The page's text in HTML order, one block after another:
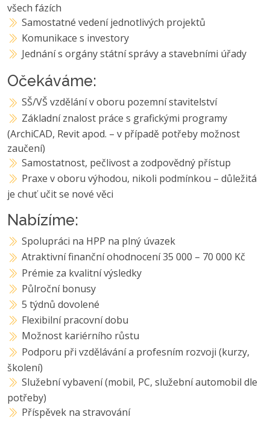
všech fázích
Samostatné vedení jednotlivých projektů
Komunikace s investory
Jednání s orgány státní správy a stavebními úřady
Očekáváme:
SŠ/VŠ vzdělání v oboru pozemní stavitelství
Základní znalost práce s grafickými programy
(ArchiCAD, Revit apod. – v případě potřeby možnost
zaučení)
Samostatnost, pečlivost a zodpovědný přístup
Praxe v oboru výhodou, nikoli podmínkou – důležitá
je chuť učit se nové věci
Nabízíme:
Spolupráci na HPP na plný úvazek
Atraktivní finanční ohodnocení 35 000 – 70 000 Kč
Prémie za kvalitní výsledky
Půlroční bonusy
5 týdnů dovolené
Flexibilní pracovní dobu
Možnost kariérního růstu
Podporu při vzdělávání a profesním rozvoji (kurzy,
školení)
Služební vybavení (mobil, PC, služební automobil dle
potřeby)
Příspěvek na stravování